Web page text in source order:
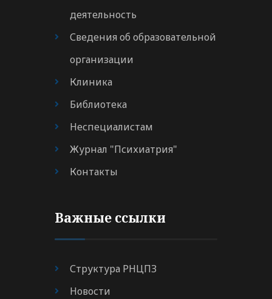
деятельность
Сведения об образовательной
организации
Клиника
Библиотека
Неспециалистам
Журнал "Психиатрия"
Контакты
Важные ссылки
Структура РНЦПЗ
Новости